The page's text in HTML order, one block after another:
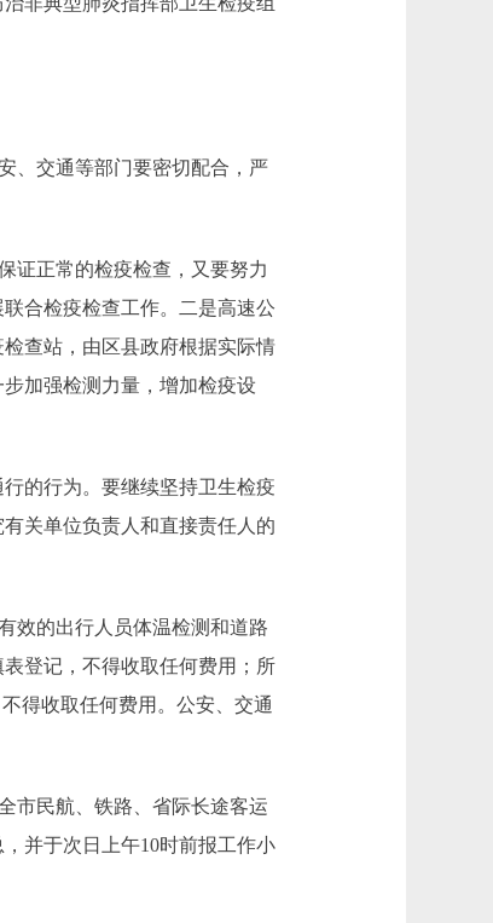
、交通等部门要密切配合，严
正常的检疫检查，又要努力
合检疫检查工作。二是高速公
查站，由区县政府根据实际情
加强检测力量，增加检疫设
的行为。要继续坚持卫生检疫
关单位负责人和直接责任人的
效的出行人员体温检测和道路
登记，不得收取任何费用；所
得收取任何费用。公安、交通
市民航、铁路、省际长途客运
并于次日上午10时前报工作小